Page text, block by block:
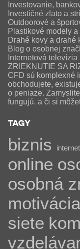
Investovanie,
Investičné zlato a
Outdoorové a
Plastikové modely
Drahé kovy a drahé
Blog o osobnej
Internetová
ZRIEKNUTIE SA
CFD sú komplexné
obchodujete,
o peniaze.
fungujú, a či si
TAGY
biznis internet
online
osobná
motivácia
siete